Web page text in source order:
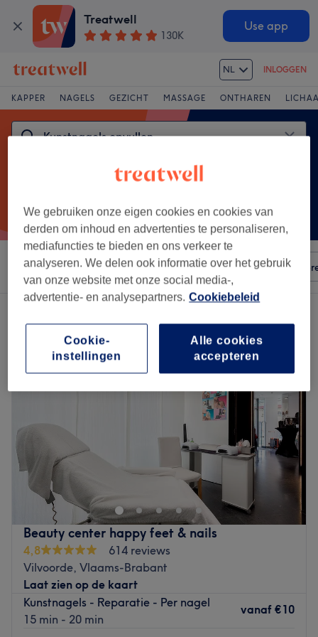
Treatwell
130K
Use app
NL INLOGGEN
KAPPER NAGELS GEZICHT MASSAGE ONTHAREN
Sorteer op Elke prijs Voorzieningen Salons
Beauty center happy feet & nails
4,8
614 reviews
Vilvoorde, Vlaams-Brabant
Laat zien op de kaart
Kunstnagels - Reparatie - Per nagel
15 min - 20 min
vanaf €10
We gebruiken onze eigen cookies en cookies van
derden om inhoud en advertenties te personaliseren,
mediafuncties te bieden en ons verkeer te
analyseren. We delen ook informatie over het gebruik
van onze website met onze social media-,
advertentie- en analysepartners. Cookiebeleid
Alle cookies
accepteren
Cookie-
instellingen